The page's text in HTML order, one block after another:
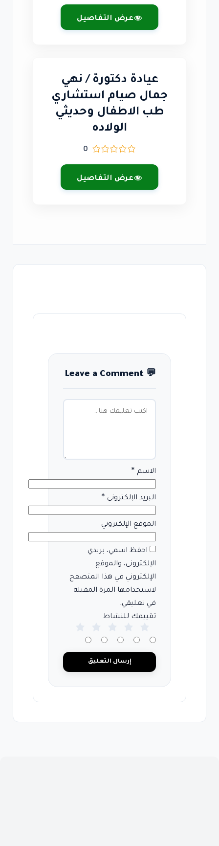
عرض التفاصيل
عيادة دكتورة / نهي
جمال صيام استشاري
طب الاطفال وحديثي
الولاده
0
عرض التفاصيل
💬
Leave a Comment
الاسم *
البريد الإلكتروني *
الموقع الإلكتروني
احفظ اسمي، بريدي
الإلكتروني، والموقع
الإلكتروني في هذا المتصفح
لاستخدامها المرة المقبلة
في تعليقي.
تقييمك للنشاط